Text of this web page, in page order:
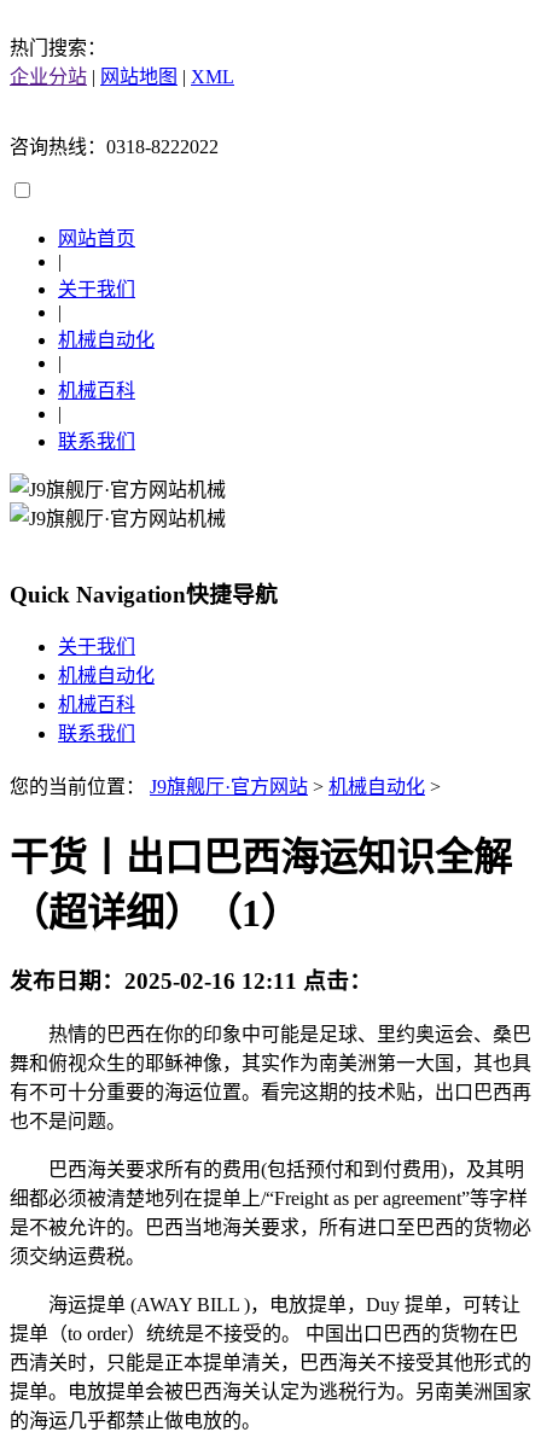
热门搜索：
企业分站 | 网站地图 | XML
咨询热线：0318-8222022
网站首页
|
关于我们
|
机械自动化
|
机械百科
|
联系我们
Quick Navigation快捷导航
关于我们
机械自动化
机械百科
联系我们
您的当前位置： J9旗舰厅·官方网站 > 机械自动化 >
干货丨出口巴西海运知识全解
（超详细）（1）
发布日期： 2025-02-16 12:11 点击：
热情的巴西在你的印象中可能是足球、里约奥运会、桑巴
舞和俯视众生的耶稣神像，其实作为南美洲第一大国，其也具
有不可十分重要的海运位置。看完这期的技术贴，出口巴西再
也不是问题。
巴西海关要求所有的费用(包括预付和到付费用)，及其明
细都必须被清楚地列在提单上/“Freight as per agreement”等字样
是不被允许的。巴西当地海关要求，所有进口至巴西的货物必
须交纳运费税。
海运提单 (AWAY BILL )，电放提单，Duy 提单，可转让
提单（to order）统统是不接受的。 中国出口巴西的货物在巴
西清关时，只能是正本提单清关，巴西海关不接受其他形式的
提单。电放提单会被巴西海关认定为逃税行为。另南美洲国家
的海运几乎都禁止做电放的。